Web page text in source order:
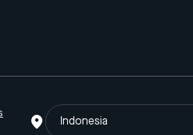
Indonesia